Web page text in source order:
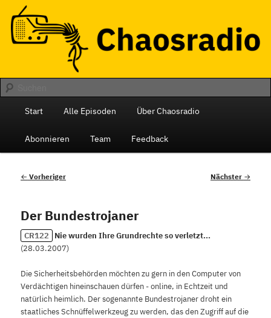
primären
Inhalt
springenChaosradio
Das monatliche Radio des Chaos Computer Club Berlin
Start Alle Episoden Über Chaosradio
Abonnieren Team Feedback
Beitragsnavigation
← Vorheriger Nächster →
Der Bundestrojaner
CR122 Nie wurden Ihre Grundrechte so verletzt...
(28.03.2007)
Die Sicherheitsbehörden möchten zu gern in den Computer von
Verdächtigen hineinschauen dürfen - online, in Echtzeit und
natürlich heimlich. Der sogenannte Bundestrojaner droht ein
staatliches Schnüffelwerkzeug zu werden, das den Zugriff auf die